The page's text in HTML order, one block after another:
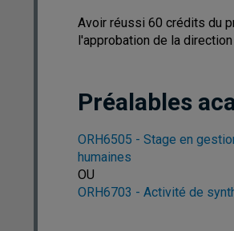
Avoir réussi 60 crédits du
l'approbation de la
Préalables
ORH6505 - Stage en
humaines
OU
ORH6703 - Activité de